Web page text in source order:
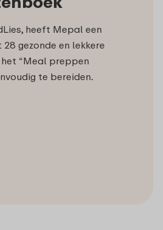
heeft Mepal een
gezonde en lekkere
“Meal preppen
te bereiden.